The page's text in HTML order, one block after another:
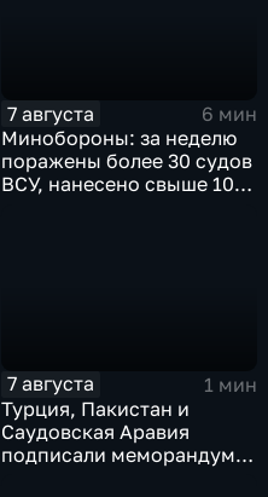
7 августа
6 мин
Минобороны: за неделю
поражены более 30 судов
ВСУ, нанесено свыше 10
7 августа
1 мин
Турция, Пакистан и
Саудовская Аравия
подписали меморандум о